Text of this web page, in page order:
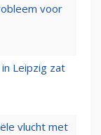
voor
Leipzig zat
vlucht met